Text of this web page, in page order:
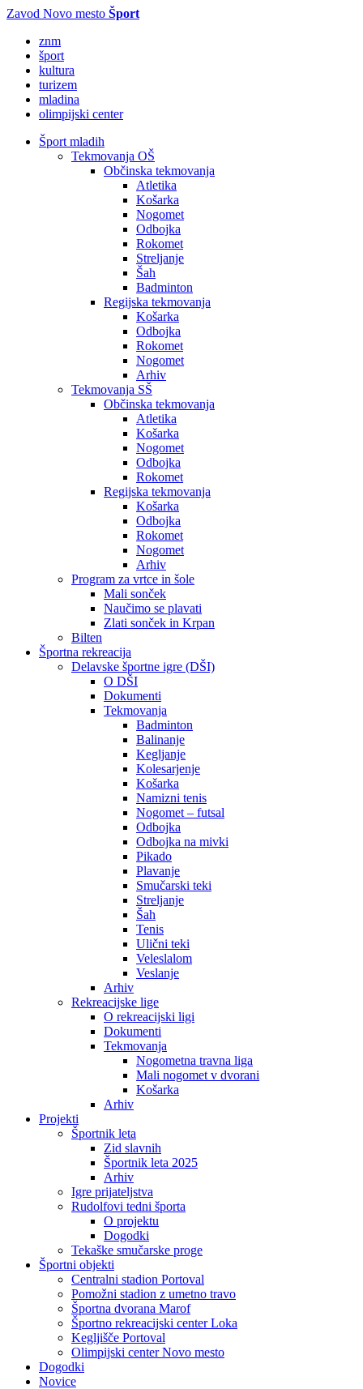
Zavod Novo mesto Šport
znm
šport
kultura
turizem
mladina
olimpijski center
Šport mladih
Tekmovanja OŠ
Občinska tekmovanja
Atletika
Košarka
Nogomet
Odbojka
Rokomet
Streljanje
Šah
Badminton
Regijska tekmovanja
Košarka
Odbojka
Rokomet
Nogomet
Arhiv
Tekmovanja SŠ
Občinska tekmovanja
Atletika
Košarka
Nogomet
Odbojka
Rokomet
Regijska tekmovanja
Košarka
Odbojka
Rokomet
Nogomet
Arhiv
Program za vrtce in šole
Mali sonček
Naučimo se plavati
Zlati sonček in Krpan
Bilten
Športna rekreacija
Delavske športne igre (DŠI)
O DŠI
Dokumenti
Tekmovanja
Badminton
Balinanje
Kegljanje
Kolesarjenje
Košarka
Namizni tenis
Nogomet – futsal
Odbojka
Odbojka na mivki
Pikado
Plavanje
Smučarski teki
Streljanje
Šah
Tenis
Ulični teki
Veleslalom
Veslanje
Arhiv
Rekreacijske lige
O rekreacijski ligi
Dokumenti
Tekmovanja
Nogometna travna liga
Mali nogomet v dvorani
Košarka
Arhiv
Projekti
Športnik leta
Zid slavnih
Športnik leta 2025
Arhiv
Igre prijateljstva
Rudolfovi tedni športa
O projektu
Dogodki
Tekaške smučarske proge
Športni objekti
Centralni stadion Portoval
Pomožni stadion z umetno travo
Športna dvorana Marof
Športno rekreacijski center Loka
Kegljišče Portoval
Olimpijski center Novo mesto
Dogodki
Novice